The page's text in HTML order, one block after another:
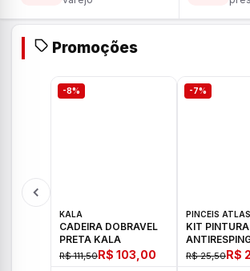
Promoções
-8%
KALA
CADEIRA DOBRAVEL
PRETA KALA
R$ 111,50R$ 103,00
-7%
PINCEIS ATLAS
KIT PINTURA
ATLAS 03
R$ 25,50R$